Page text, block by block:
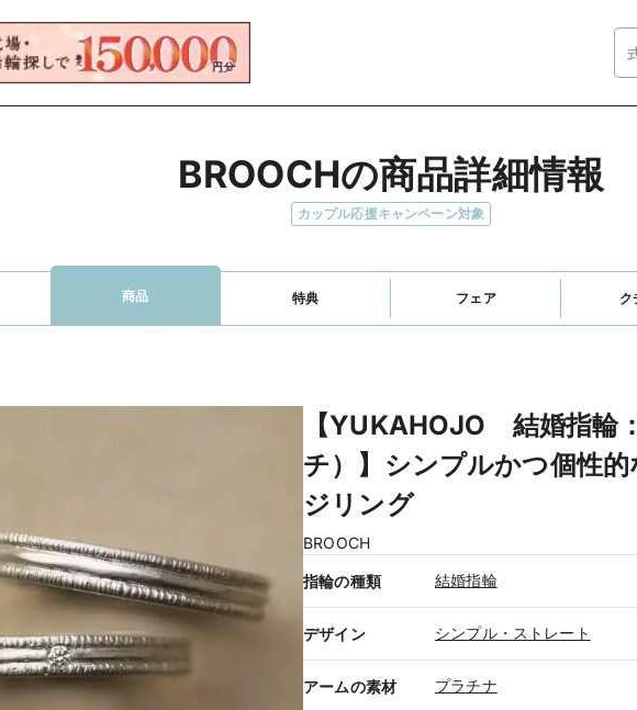
BROOCHの商品詳細情報
カップル応援キャンペーン対象
商品 特典 フェア ク
【YUKAHOJO 結婚指輪
チ）】シンプルかつ個性
ジリング
BROOCH
指輪の種類 結婚指輪
デザイン シンプル・ストレート
アームの素材 プラチナ